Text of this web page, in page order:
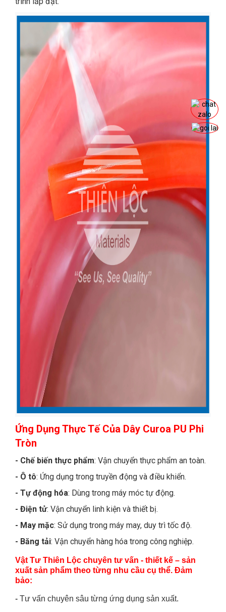
Ứng Dụng Thực Tế Của Dây Curoa PU Phi
Tròn
- Chế biến thực phẩm: Vận chuyển thực phẩm an toàn.
- Ô tô: Ứng dụng trong truyền động và điều khiển.
- Tự động hóa: Dùng trong máy móc tự động.
- Điện tử: Vận chuyển linh kiện và thiết bị.
- May mặc: Sử dụng trong máy may, duy trì tốc độ.
- Băng tải: Vận chuyển hàng hóa trong công nghiệp.
Vật Tư Thiên Lộc chuyên tư vấn - thiết kế – sản
xuất sản phẩm theo từng nhu cầu cụ thể. Đảm
bảo:
- Tư vấn chuyên sâu từng ứng dụng sản xuất.